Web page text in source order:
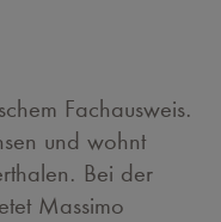
Fachausweis.
und wohnt
Bei der
Massimo